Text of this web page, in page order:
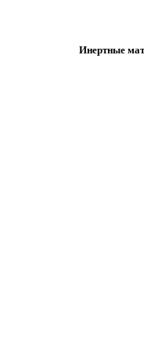
Инертные